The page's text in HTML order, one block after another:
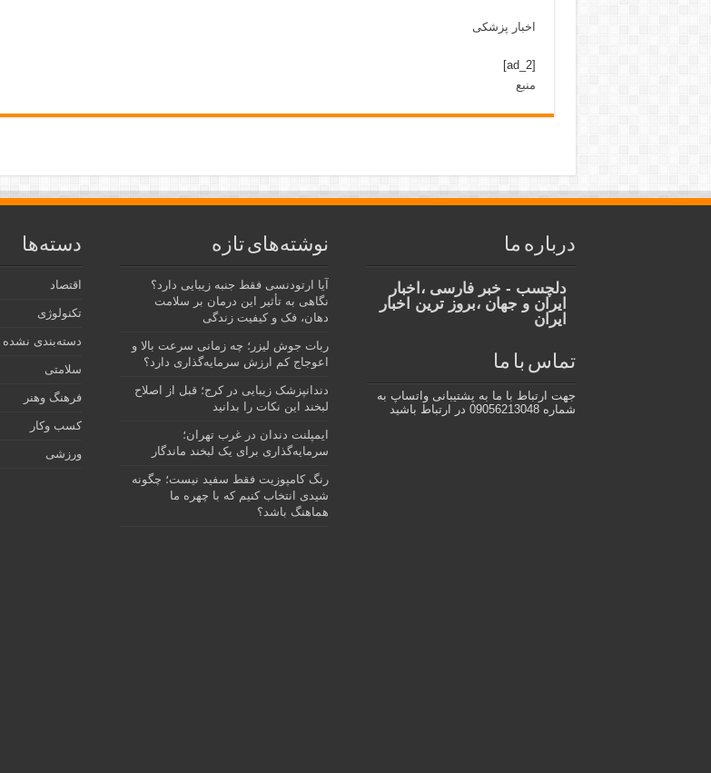
اخبار پزشکی
[ad_2]
منبع
درباره ما
دلچسب - خبر فارسی ،اخبار
ایران و جهان ،بروز ترین اخبار
ایران
تماس با ما
جهت ارتباط با ما به پشتیبانی واتساپ به
شماره 09056213048 در ارتباط باشید
نوشته‌های تازه
آیا ارتودنسی فقط جنبه زیبایی دارد؟
نگاهی به تأثیر این درمان بر سلامت
دهان، فک و کیفیت زندگی
ربات جوش لیزر؛ چه زمانی سرعت بالا و
اعوجاج کم ارزش سرمایه‌گذاری دارد؟
دندانپزشک زیبایی در کرج؛ قبل از اصلاح
لبخند این نکات را بدانید
ایمپلنت دندان در غرب تهران؛
سرمایه‌گذاری برای یک لبخند ماندگار
رنگ کامپوزیت فقط سفید نیست؛ چگونه
شیدی انتخاب کنیم که با چهره ما
هماهنگ باشد؟
دسته‌ها
اقتصاد
تکنولوژی
دسته‌بندی نشده
سلامتی
فرهنگ وهنر
کسب وکار
ورزشی